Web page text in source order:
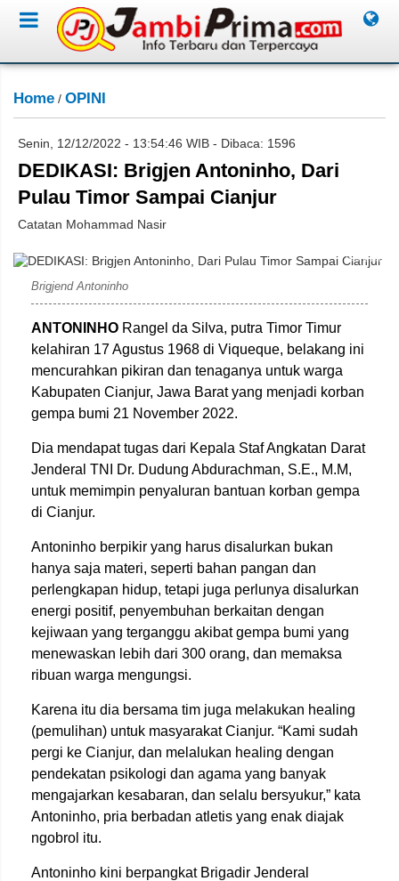
Home / OPINI
Senin, 12/12/2022 - 13:54:46 WIB - Dibaca: 1596
DEDIKASI: Brigjen Antoninho, Dari
Pulau Timor Sampai Cianjur
Catatan Mohammad Nasir
Istimewa
Brigjend Antoninho
ANTONINHO Rangel da Silva, putra Timor Timur
kelahiran 17 Agustus 1968 di Viqueque, belakang ini
mencurahkan pikiran dan tenaganya untuk warga
Kabupaten Cianjur, Jawa Barat yang menjadi korban
gempa bumi 21 November 2022.
Dia mendapat tugas dari Kepala Staf Angkatan Darat
Jenderal TNI Dr. Dudung Abdurachman, S.E., M.M,
untuk memimpin penyaluran bantuan korban gempa
di Cianjur.
Antoninho berpikir yang harus disalurkan bukan
hanya saja materi, seperti bahan pangan dan
perlengkapan hidup, tetapi juga perlunya disalurkan
energi positif, penyembuhan berkaitan dengan
kejiwaan yang terganggu akibat gempa bumi yang
menewaskan lebih dari 300 orang, dan memaksa
ribuan warga mengungsi.
Karena itu dia bersama tim juga melakukan healing
(pemulihan) untuk masyarakat Cianjur. “Kami sudah
pergi ke Cianjur, dan melalukan healing dengan
pendekatan psikologi dan agama yang banyak
mengajarkan kesabaran, dan selalu bersyukur,” kata
Antoninho, pria berbadan atletis yang enak diajak
ngobrol itu.
Antoninho kini berpangkat Brigadir Jenderal